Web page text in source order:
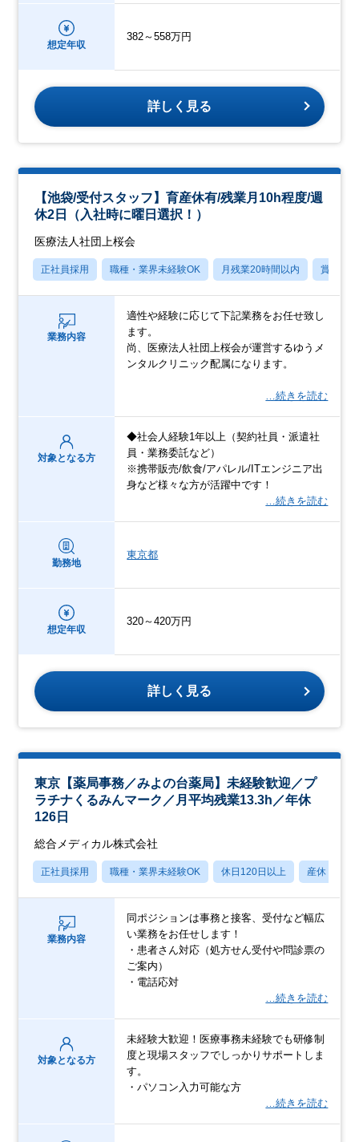
想定年収
382～558万円
詳しく見る
【池袋/受付スタッフ】育産休有/残業月10h程度/週
休2日（入社時に曜日選択！）
医療法人社団上桜会
正社員採用 職種・業界未経験OK 月残業20時間以内 賞与あり
業務内容
適性や経験に応じて下記業務をお任せ致し
ます。
尚、医療法人社団上桜会が運営するゆうメ
ンタルクリニック配属になります。
…続きを読む
対象となる方
◆社会人経験1年以上（契約社員・派遣社
員・業務委託など）
※携帯販売/飲食/アパレル/ITエンジニア出
身など様々な方が活躍中です！
…続きを読む
勤務地
東京都
想定年収
320～420万円
詳しく見る
東京【薬局事務／みよの台薬局】未経験歓迎／プ
ラチナくるみんマーク／月平均残業13.3h／年休
126日
総合メディカル株式会社
正社員採用 職種・業界未経験OK 休日120日以上 産休・育休
業務内容
同ポジションは事務と接客、受付など幅広
い業務をお任せします！
・患者さん対応（処方せん受付や問診票の
ご案内）
・電話応対
…続きを読む
対象となる方
未経験大歓迎！医療事務未経験でも研修制
度と現場スタッフでしっかりサポートしま
す。
・パソコン入力可能な方
…続きを読む